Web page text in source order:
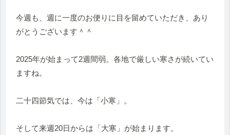
今週も、週に一度のお便りに目を留めていただき、 あり
がとうございます＾＾
2025年が始まって2週間弱。各地で厳しい寒さが続いてい
ますね。
二十四節気では、今は「小寒」。
そして来週20日からは「大寒」が始まります。